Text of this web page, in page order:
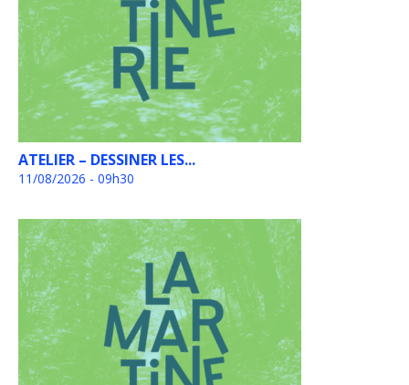
ATELIER – DESSINER LES...
11/08/2026 - 09h30